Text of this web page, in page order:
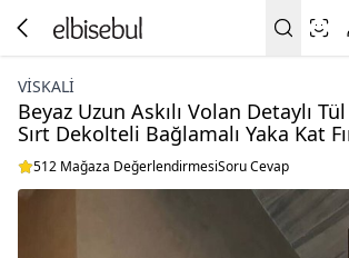
VİSKALİ
Beyaz Uzun Askılı Volan Detaylı
Sırt Dekolteli Bağlamalı Yaka Kat
512 Mağaza DeğerlendirmesiSoru Cevap